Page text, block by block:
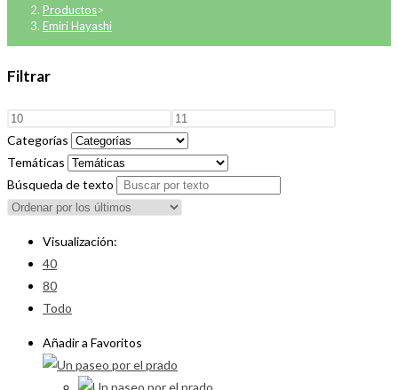
Productos>
Emiri Hayashi
Filtrar
Categorías
Temáticas
Búsqueda de texto
Visualización:
40
80
Todo
Añadir a Favoritos